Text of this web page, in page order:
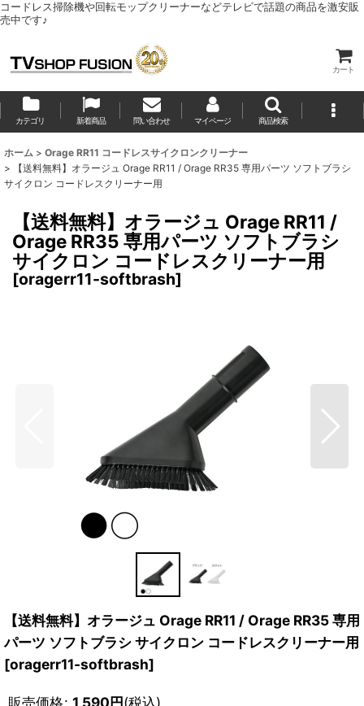
コードレス掃除機や回転モップクリーナーなどテレビで話題の商品を激安販
売中です♪
カート
カテゴリ 新着商品 問い合わせ マイページ 商品検索
ホーム > Orage RR11 コードレスサイクロンクリーナー
>
【送料無料】オラージュ Orage RR11 / Orage RR35 専用パーツ ソフトブラシ
サイクロン コードレスクリーナー用
【送料無料】オラージュ Orage RR11 /
Orage RR35 専用パーツ ソフトブラシ
サイクロン コードレスクリーナー用
[oragerr11-softbrash]
【送料無料】オラージュ Orage RR11 / Orage RR35 専用
パーツ ソフトブラシ サイクロン コードレスクリーナー用
[oragerr11-softbrash]
販売価格: 1,590円(税込)